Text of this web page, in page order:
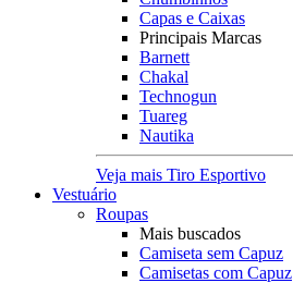
Capas e Caixas
Principais Marcas
Barnett
Chakal
Technogun
Tuareg
Nautika
Veja mais Tiro Esportivo
Vestuário
Roupas
Mais buscados
Camiseta sem Capuz
Camisetas com Capuz